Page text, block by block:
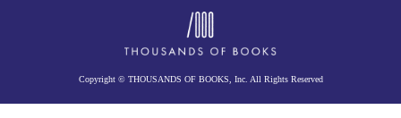
Copyright © THOUSANDS OF BOOKS, Inc. All Rights Reserved